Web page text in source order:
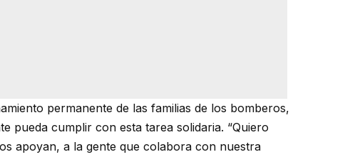
permanente de las familias de los bomberos,
pueda cumplir con esta tarea solidaria. “Quiero
apoyan, a la gente que colabora con nuestra